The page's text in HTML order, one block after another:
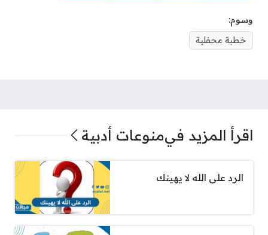
وسوم:
خطبة محفلية
اقرأ المزيد فيمنوعات أدبية
الرد على الله لا يهينك